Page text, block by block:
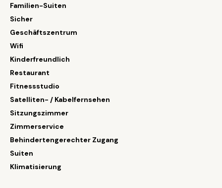
Familien-Suiten
Sicher
Geschäftszentrum
Wifi
Kinderfreundlich
Restaurant
Fitnessstudio
Satelliten- / Kabelfernsehen
Sitzungszimmer
Zimmerservice
Behindertengerechter Zugang
Suiten
Klimatisierung